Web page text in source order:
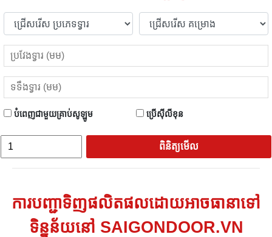
បំពេញជាមួយគ្រាប់សូឡូម ប្រើស៊ីលីខុន
ពិនិត្យមើល
ការបញ្ជាទិញផលិតផលដោយអាចធានាទៅ
ទិន្នន័យនៅ SAIGONDOOR.VN